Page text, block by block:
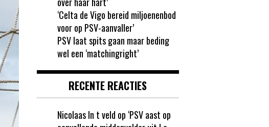
‘Celta de Vigo bereid miljoenenbod
voor op PSV-aanvaller’
PSV laat spits gaan maar beding
wel een ‘matchingright’
RECENTE REACTIES
Nicolaas In t veld op ‘PSV aast op